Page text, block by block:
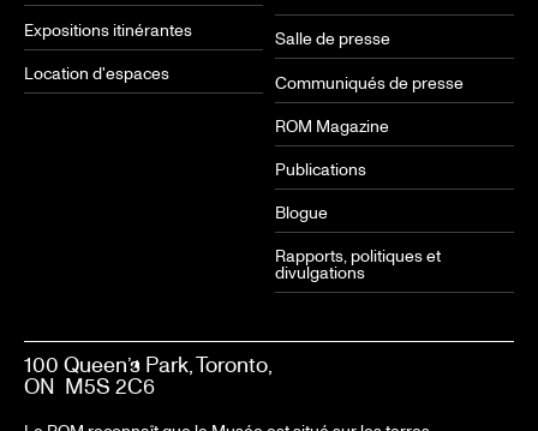
Expositions itinérantes
Location d'espaces
Salle de presse
Communiqués de presse
ROM Magazine
Publications
Blogue
Rapports, politiques et
divulgations
100 Queen’s Park, Toronto,
ON M5S 2C6